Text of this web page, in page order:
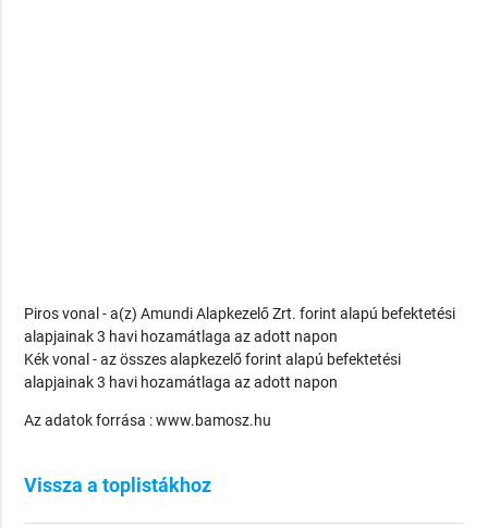
Piros vonal - a(z) Amundi Alapkezelő Zrt. forint alapú befektetési
alapjainak 3 havi hozamátlaga az adott napon
Kék vonal - az összes alapkezelő forint alapú befektetési
alapjainak 3 havi hozamátlaga az adott napon
Az adatok forrása : www.bamosz.hu
Vissza a toplistákhoz